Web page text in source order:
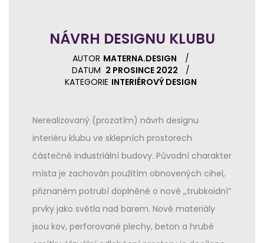
NÁVRH DESIGNU KLUBU
AUTOR MATERNA.DESIGN
DATUM 2 PROSINCE 2022
KATEGORIE INTERIÉROVÝ DESIGN
Nerealizovaný (prozatím) návrh designu
interiéru klubu ve sklepních prostorech
částečně industriální budovy. Původní charakter
místa je zachován použitím obnovených cihel,
přiznaném potrubí doplněné o nové ,,trubkoidní“
prvky jako světla nad barem. Nové materiály
jsou kov, perforované plechy, beton a hrubé